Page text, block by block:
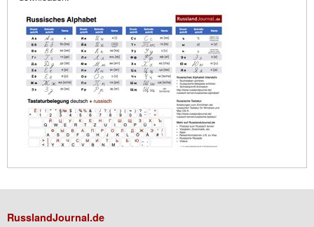
RusslandJournal.de